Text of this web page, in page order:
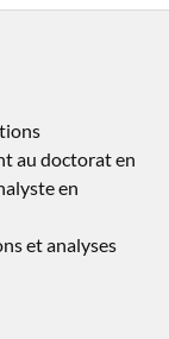
au doctorat en
en
et analyses